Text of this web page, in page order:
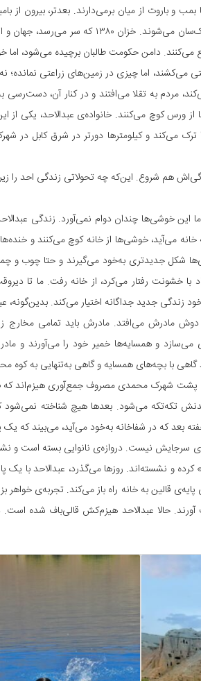
و باروت از میان برمی‌دارند. بعدتر، بیرون از
امریکا، برج‌های دوگانه‌ی آسمان خراش با خاک
دامن حکومت طالبان برچیده می‌شود، اما
اما چیزی در زمین‌های زراعتی نمانده؛
مردم به تقلا می‌افتند و در کنار آن،
می‌کند و کیلومترها دورتر در شرق کابل در
هم شروع. این‌که چه تحولاتی زندگی احد را
این خوشی‌ها چندان دوام نمی‌آورد. زندگی
می‌آید، خوشی‌ها از خانه کوچ می‌کنند و
شکل جدیدتری به‌خود می‌گیرند و حتا چوب و چماق
با خشونت رفتار می‌کرد، از خانه رفت. ما تا
زندگی جدید جداگانه اختیار می‌کند. بدین‌گونه،
دوش مادرش می‌افتد. مادرش باید تمامی مخارج
و همسایه‌ها خمیر خود را می‌آورند و
با بچه‌های همسایه و گاهی به‌تنهایی به کوه
شهرک محمدی مصروف جمع‌آوری هیزم‌اند که
تکه‌تکه می‌شود. بعدها هیچ شناخته
بعد که در شفاخانه به‌خود می‌آید، می‌بیند که
سرجایش نیست. دروازه‌ی نانوایی بسته است و
کرده و نشسته‌اند. روزها می‌گذرد، عبدالاحد با
قالین به خانه راه باز می‌کند. تجربه‌ی خواهر
حالا عبدالاحد هیزم‌کش قالی‌باف شده